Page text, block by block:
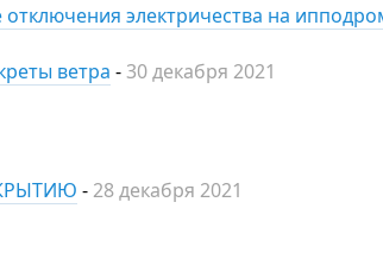
электричества на
ветра -30 декабря 2021
- 28 декабря 2021